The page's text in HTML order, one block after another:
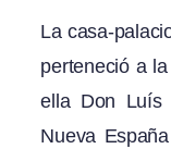
La casa-
perteneció a
ella Don Luís
Nueva